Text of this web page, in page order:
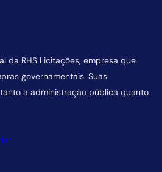
da RHS Licitações, empresa que
governamentais. Suas
a administração pública quanto